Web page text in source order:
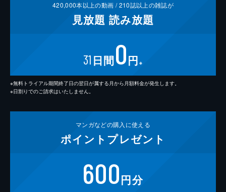
420,000本以上の動画 /210誌以上の雑誌が
見放題 読み放題
31 日間0円 ※
※無料トライアル期間終了日の翌日が属する月から月額料金が発生します。
※日割りでのご請求はいたしません。
マンガなどの購入に使える
ポイント プレゼント
600円分